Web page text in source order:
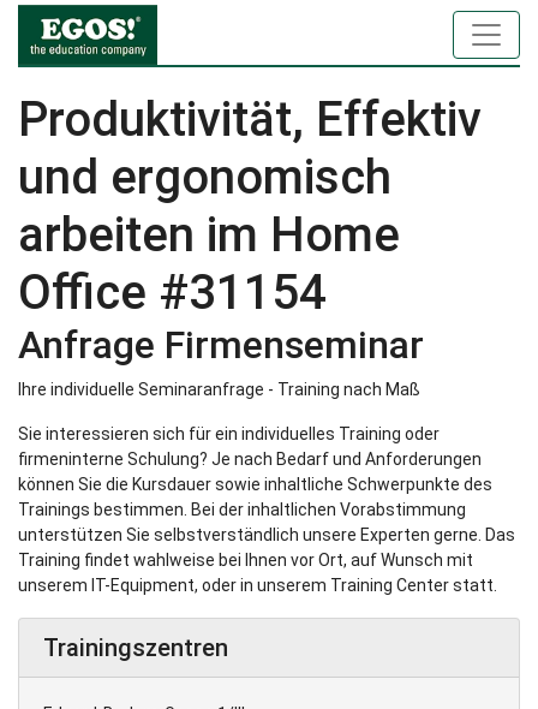
Produktivität, Effektiv
und ergonomisch
arbeiten im Home
Office #31154
Anfrage Firmenseminar
Ihre individuelle Seminaranfrage - Training nach Maß
Sie interessieren sich für ein individuelles Training oder
firmeninterne Schulung? Je nach Bedarf und Anforderungen
können Sie die Kursdauer sowie inhaltliche Schwerpunkte des
Trainings bestimmen. Bei der inhaltlichen Vorabstimmung
unterstützen Sie selbstverständlich unsere Experten gerne. Das
Training findet wahlweise bei Ihnen vor Ort, auf Wunsch mit
unserem IT-Equipment, oder in unserem Training Center statt.
Trainingszentren